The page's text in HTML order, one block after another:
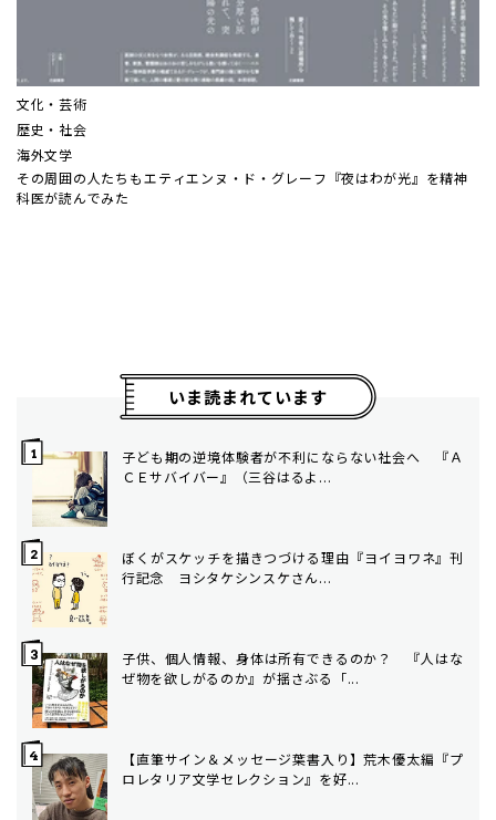
文化・芸術
歴史・社会
海外文学
その周囲の人たちも――エティエンヌ・ド・グレーフ『夜はわが光』を精神
科医が読んでみた
いま読まれています
子ども期の逆境体験者が不利にならない社会へ ――『Ａ
ＣＥサバイバー』（三谷はるよ...
ぼくがスケッチを描きつづける理由――『ヨイヨワネ』刊
行記念 ヨシタケシンスケさん...
子供、個人情報、身体は所有できるのか？ 『人はな
ぜ物を欲しがるのか』が揺さぶる「...
【直筆サイン＆メッセージ葉書入り】荒木優太編『プ
ロレタリア文学セレクション』を好...